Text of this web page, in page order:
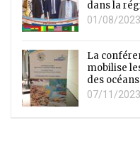
dans la
01/08/2023
La
mobilise
des océans
07/11/2023